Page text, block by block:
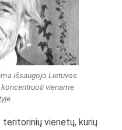
išsaugojo Lietuvos
viename
vienetų, kurių